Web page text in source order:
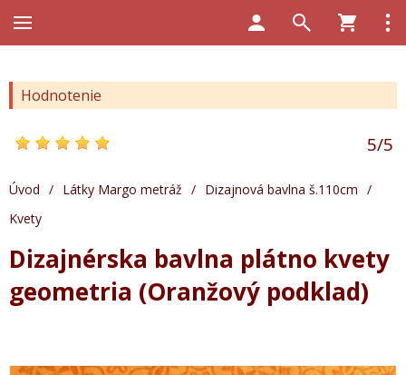
Hodnotenie
5/5
Úvod / Látky Margo metráž / Dizajnová bavlna š.110cm /
Kvety
Dizajnérska bavlna plátno kvety
geometria (Oranžový podklad)